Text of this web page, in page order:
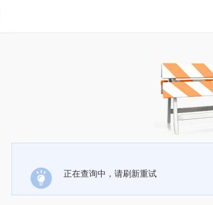
正在查询中，请刷新重试